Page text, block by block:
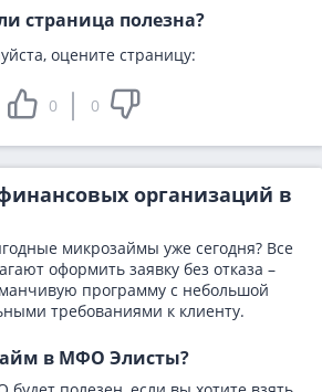
страница полезна?
оцените страницу:
0 0
организаций в
микрозаймы уже сегодня? Все
оформить заявку без отказа –
программу с небольшой
требованиями к клиенту.
в МФО Элисты?